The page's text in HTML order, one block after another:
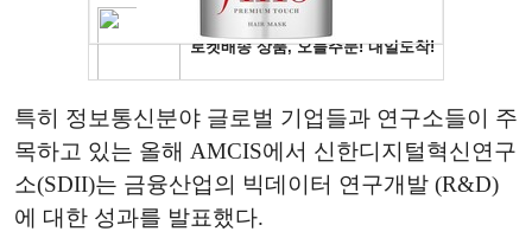
특히 정보통신분야 글로벌 기업들과 연구소들이 주
목하고 있는 올해 AMCIS에서 신한디지털혁신연구
소(SDII)는 금융산업의 빅데이터 연구개발 (R&D)
에 대한 성과를 발표했다.